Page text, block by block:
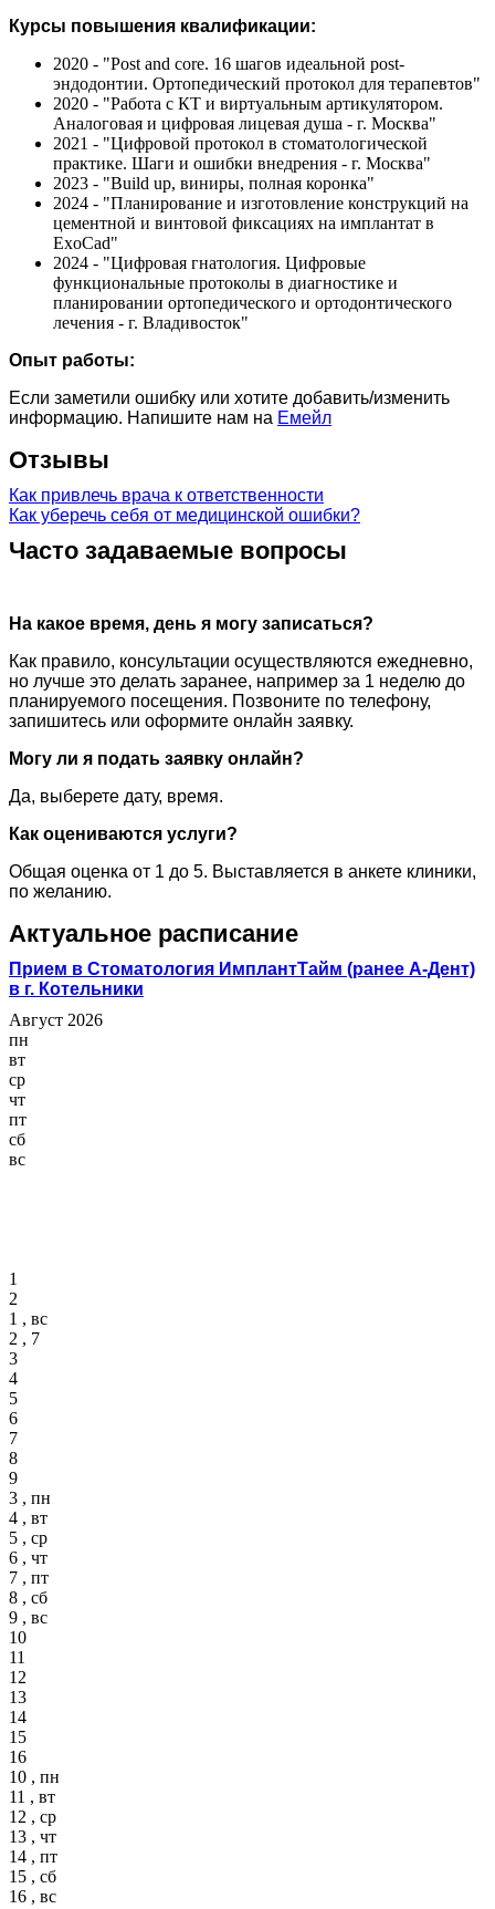
Курсы повышения квалификации:
2020 - "Post and core. 16 шагов идеальной post-
эндодонтии. Ортопедический протокол для терапевтов"
2020 - "Работа с КТ и виртуальным артикулятором.
Аналоговая и цифровая лицевая душа - г. Москва"
2021 - "Цифровой протокол в стоматологической
практике. Шаги и ошибки внедрения - г. Москва"
2023 - "Build up, виниры, полная коронка"
2024 - "Планирование и изготовление конструкций на
цементной и винтовой фиксациях на имплантат в
ExoCad"
2024 - "Цифровая гнатология. Цифровые
функциональные протоколы в диагностике и
планировании ортопедического и ортодонтического
лечения - г. Владивосток"
Опыт работы:
Если заметили ошибку или хотите добавить/изменить
информацию. Напишите нам на Емейл
Отзывы
Как привлечь врача к ответственности
Как уберечь себя от медицинской ошибки?
Часто задаваемые вопросы
На какое время, день я могу записаться?
Как правило, консультации осуществляются ежедневно,
но лучше это делать заранее, например за 1 неделю до
планируемого посещения. Позвоните по телефону,
запишитесь или оформите онлайн заявку.
Могу ли я подать заявку онлайн?
Да, выберете дату, время.
Как оцениваются услуги?
Общая оценка от 1 до 5. Выставляется в анкете клиники,
по желанию.
Актуальное расписание
Прием в Стоматология ИмплантТайм (ранее А-Дент)
в г. Котельники
Август 2026
пн
вт
ср
чт
пт
сб
вс
1
2
1 , вс
2 , 7
3
4
5
6
7
8
9
3 , пн
4 , вт
5 , ср
6 , чт
7 , пт
8 , сб
9 , вс
10
11
12
13
14
15
16
10 , пн
11 , вт
12 , ср
13 , чт
14 , пт
15 , сб
16 , вс